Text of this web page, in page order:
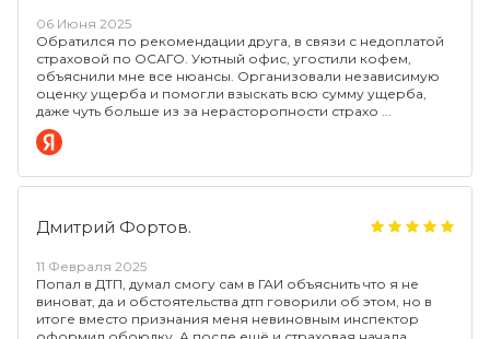
06 Июня 2025
Обратился по рекомендации друга, в связи с недоплатой
страховой по ОСАГО. Уютный офис, угостили кофем,
объяснили мне все нюансы. Организовали независимую
оценку ущерба и помогли взыскать всю сумму ущерба,
даже чуть больше из за нерасторопности страхо
Дмитрий Фортов.
11 Февраля 2025
Попал в ДТП, думал смогу сам в ГАИ объяснить что я не
виноват, да и обстоятельства дтп говорили об этом, но в
итоге вместо признания меня невиновным инспектор